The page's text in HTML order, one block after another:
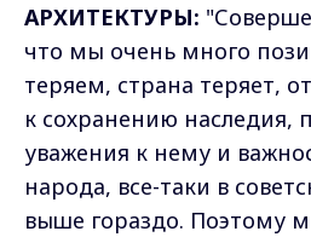
АРХИТЕКТУРЫ:
что мы очень много
теряем, страна теряет,
к сохранению наследия,
уважения к нему и
народа, все-таки в
выше гораздо. Поэтому